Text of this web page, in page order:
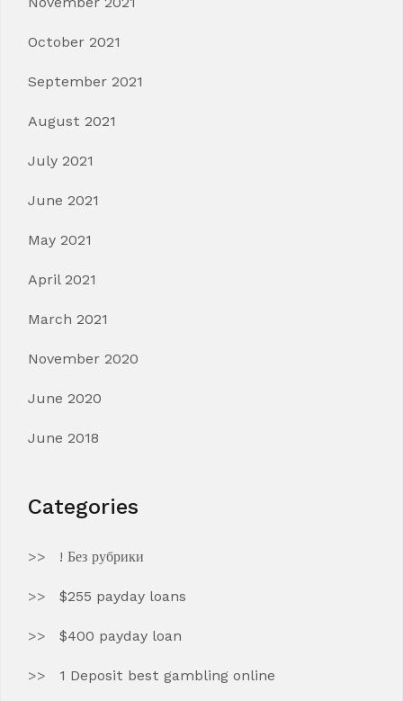
October 2021
September 2021
August 2021
July 2021
June 2021
May 2021
April 2021
March 2021
November 2020
June 2020
June 2018
Categories
! Без рубрики
$255 payday loans
$400 payday loan
1 Deposit best gambling online